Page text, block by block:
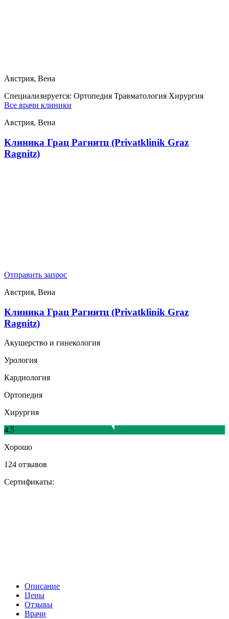
Австрия, Вена
Специализируется: Ортопедия Травматология Хирургия
Все врачи клиники
Австрия, Вена
Клиника Грац Рагнитц (Privatklinik Graz
Ragnitz)
Отправить запрос
Австрия, Вена
Клиника Грац Рагнитц (Privatklinik Graz
Ragnitz)
Акушерство и гинекология
Урология
Кардиология
Ортопедия
Хирургия
4.5
Хорошо
124 отзывов
Сертификаты:
Описание
Цены
Отзывы
Врачи